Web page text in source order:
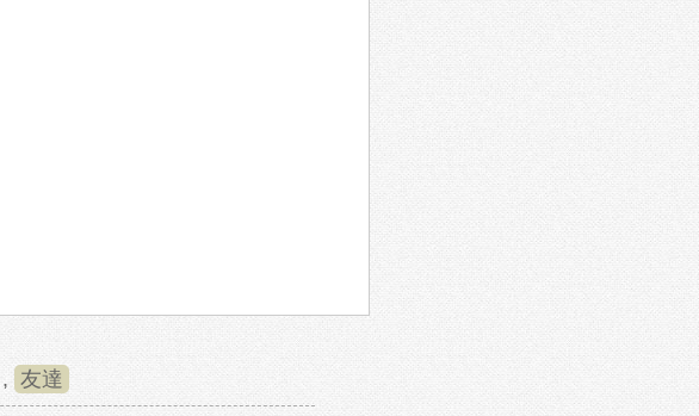
, 友達